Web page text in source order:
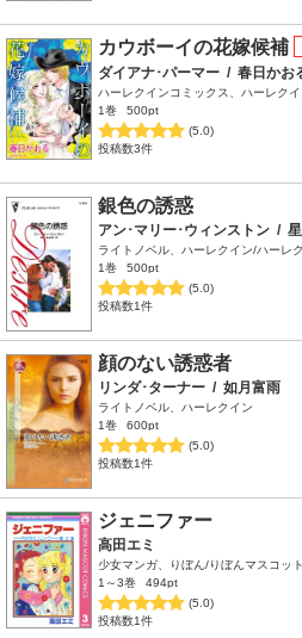
カウボーイの花嫁候補
ダイアナ･パーマー / 春日かお
ハーレクインコミックス、ハーレクイ
1巻
500pt
(5.0)
投稿数3件
銀色の誘惑
アン･マリー･ウィンストン /
ライトノベル、ハーレクイン/ハーレ
1巻
500pt
(5.0)
投稿数1件
顔のない誘惑者
リンダ･ターナー / 如月富雨
ライトノベル、ハーレクイン
1巻
600pt
(5.0)
投稿数1件
ジェニファー
高田エミ
少女マンガ、りぼん/りぼんマスコッ
1～3巻
494pt
(5.0)
投稿数1件